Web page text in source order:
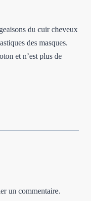
du cuir cheveux
des masques.
et n’est plus de
un commentaire.